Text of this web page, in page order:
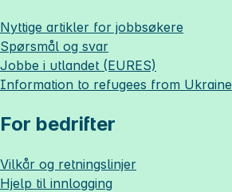
Nyttige artikler for jobbsøkere
Spørsmål og svar
Jobbe i utlandet (EURES)
Information to refugees from Ukraine
For bedrifter
Vilkår og retningslinjer
Hjelp til innlogging